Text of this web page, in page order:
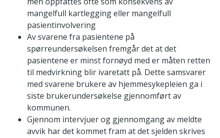
mangelfull kartlegging eller mangelfull
pasientinvolvering
Av svarene fra pasientene på
spørreundersøkelsen fremgår det at det
pasientene er minst fornøyd med er måten retten
til medvirkning blir ivaretatt på. Dette samsvarer
med svarene brukere av hjemmesykepleien ga i
siste brukerundersøkelse gjennomført av
kommunen.
Gjennom intervjuer og gjennomgang av meldte
avvik har det kommet fram at det sjelden skrives